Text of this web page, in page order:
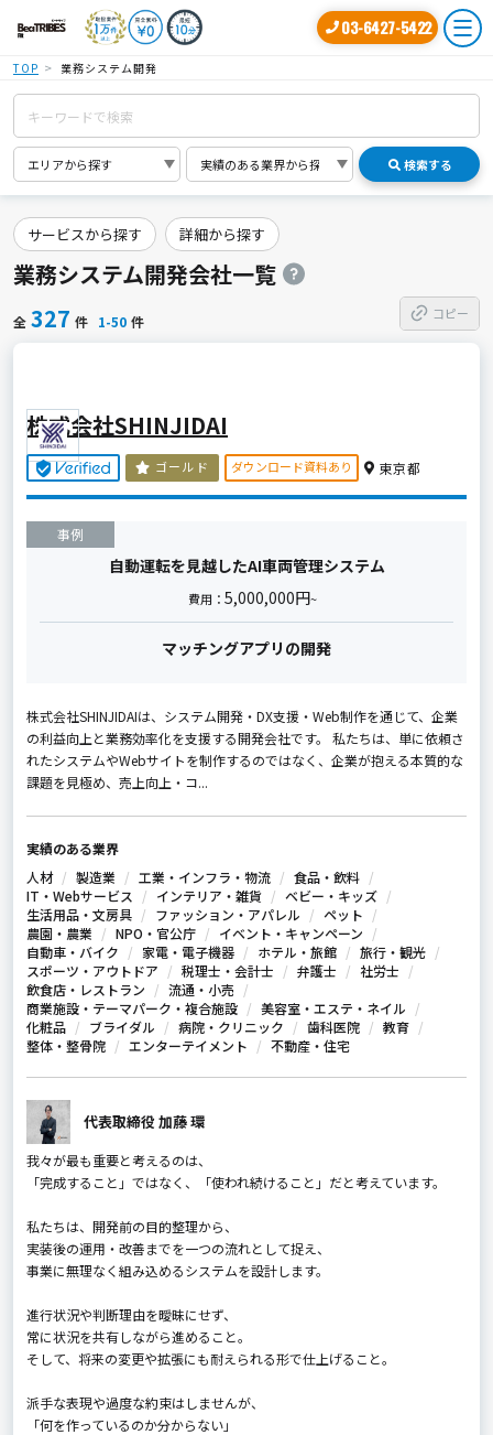
03-6427-5422
TOP 業務システム開発
検索する
サービスから探す 詳細から探す
業務システム開発会社一覧
コピー
全 327 件 1-50 件
株式会社SHINJIDAI
ゴールド ダウンロード資料あり 東京都
事例
自動運転を見越したAI車両管理システム
費用： 5,000,000円~
マッチングアプリの開発
株式会社SHINJIDAIは、システム開発・DX支援・Web制作を通じて、企業
の利益向上と業務効率化を支援する開発会社です。 私たちは、単に依頼さ
れたシステムやWebサイトを制作するのではなく、企業が抱える本質的な
課題を見極め、売上向上・コ...
実績のある業界
人材
製造業 工業・インフラ・物流
食品・飲料
IT・Webサービス
インテリア・雑貨
ベビー・キッズ
生活用品・文房具
ファッション・アパレル
ペット
農園・農業
NPO・官公庁
イベント・キャンペーン
自動車・バイク
家電・電子機器 ホテル・旅館
旅行・観光
スポーツ・アウトドア
税理士・会計士 弁護士
社労士
飲食店・レストラン
流通・小売
商業施設・テーマパーク・複合施設
美容室・エステ・ネイル
化粧品
ブライダル 病院・クリニック 歯科医院
教育
整体・整骨院
エンターテイメント 不動産・住宅
代表取締役 加藤 環
我々が最も重要と考えるのは、
「完成すること」ではなく、「使われ続けること」だと考えています。
私たちは、開発前の目的整理から、
実装後の運用・改善までを一つの流れとして捉え、
事業に無理なく組み込めるシステムを設計します。
進行状況や判断理由を曖昧にせず、
常に状況を共有しながら進めること。
そして、将来の変更や拡張にも耐えられる形で仕上げること。
派手な表現や過度な約束はしませんが、
「何を作っているのか分からない」